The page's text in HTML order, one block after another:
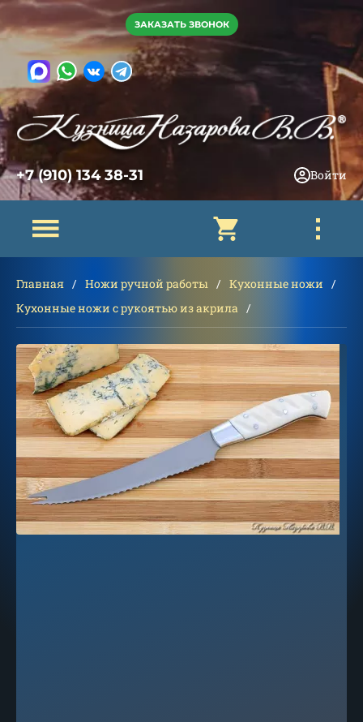
ЗАКАЗАТЬ ЗВОНОК
+7 (910) 134 38-31 Войти
Главная Ножи ручной работы
Кухонные ножи
Кухонные ножи с рукоятью из акрила